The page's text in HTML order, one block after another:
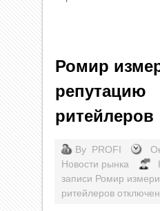
Ромир
репутацию
ритейлеров
By PROFI
Новости рынка
записи Ромир
ритейлеров